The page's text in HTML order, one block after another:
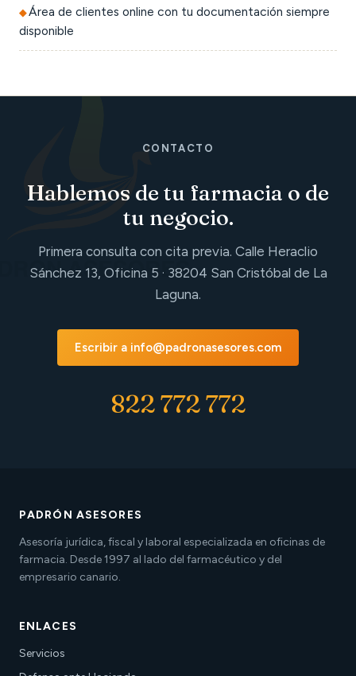
Área de clientes online con tu documentación siempre
disponible
CONTACTO
Hablemos de tu farmacia o de
tu negocio.
Primera consulta con cita previa. Calle Heraclio
Sánchez 13, Oficina 5 · 38204 San Cristóbal de La
Laguna.
Escribir a info@padronasesores.com
822 772 772
PADRÓN ASESORES
Asesoría jurídica, fiscal y laboral especializada en oficinas de
farmacia. Desde 1997 al lado del farmacéutico y del
empresario canario.
ENLACES
Servicios